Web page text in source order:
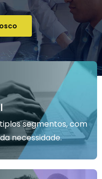
segmentos, com
necessidade.